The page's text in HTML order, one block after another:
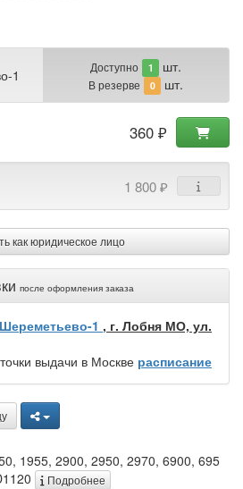
1 Доступно 1 шт.
В резерве 0 шт.
360 ₽
1 800 ₽
как юридическое лицо
после оформления заказа
_Шереметьево-1 , г. Лобня МО, ул.
выдачи в Москве расписание
1955, 2900, 2950, 2970, 6900, 695
Подробнее